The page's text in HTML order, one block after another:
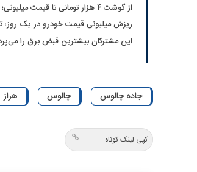
از گوشت ۴ هزار تومانی تا قیمت میلیونی؛ مقصر گرانی امروز کیست؟
ریزش میلیونی قیمت خودرو در یک روز؛ تارا، شاهین و
این مشترکان بیشترین قبض برق را
جاده چالوس چالوس هراز
کپی لینک کوتاه